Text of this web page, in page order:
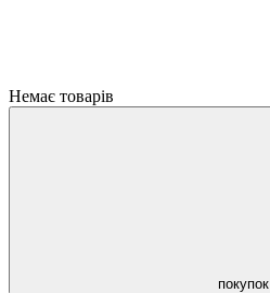
Немає товарів
покупок